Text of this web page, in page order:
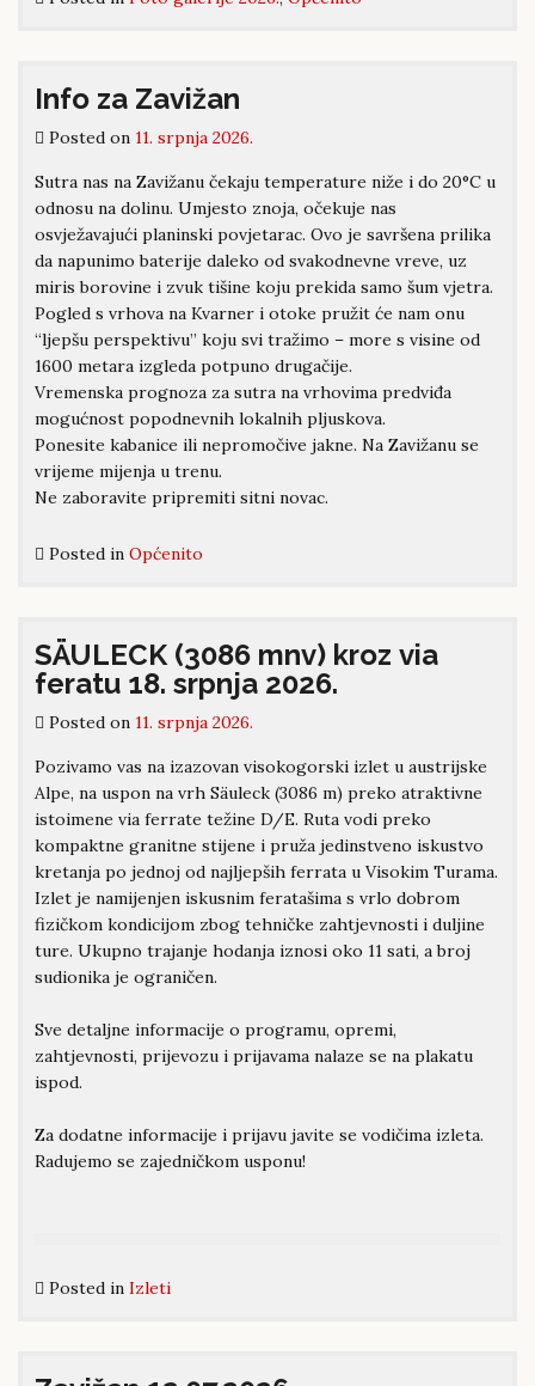
Info za Zavižan
Posted on 11. srpnja 2026.
Sutra nas na Zavižanu čekaju temperature niže i do 20°C u
odnosu na dolinu. Umjesto znoja, očekuje nas
osvježavajući planinski povjetarac. Ovo je savršena prilika
da napunimo baterije daleko od svakodnevne vreve, uz
miris borovine i zvuk tišine koju prekida samo šum vjetra.
Pogled s vrhova na Kvarner i otoke pružit će nam onu
“ljepšu perspektivu” koju svi tražimo – more s visine od
1600 metara izgleda potpuno drugačije.
Vremenska prognoza za sutra na vrhovima predviđa
mogućnost popodnevnih lokalnih pljuskova.
Ponesite kabanice ili nepromočive jakne. Na Zavižanu se
vrijeme mijenja u trenu.
Ne zaboravite pripremiti sitni novac.
Posted in Općenito
SÄULECK (3086 mnv) kroz via
feratu 18. srpnja 2026.
Posted on 11. srpnja 2026.
Pozivamo vas na izazovan visokogorski izlet u austrijske
Alpe, na uspon na vrh Säuleck (3086 m) preko atraktivne
istoimene via ferrate težine D/E. Ruta vodi preko
kompaktne granitne stijene i pruža jedinstveno iskustvo
kretanja po jednoj od najljepših ferrata u Visokim Turama.
Izlet je namijenjen iskusnim feratašima s vrlo dobrom
fizičkom kondicijom zbog tehničke zahtjevnosti i duljine
ture. Ukupno trajanje hodanja iznosi oko 11 sati, a broj
sudionika je ograničen.
Sve detaljne informacije o programu, opremi,
zahtjevnosti, prijevozu i prijavama nalaze se na plakatu
ispod.
Za dodatne informacije i prijavu javite se vodičima izleta.
Radujemo se zajedničkom usponu!
Posted in Izleti